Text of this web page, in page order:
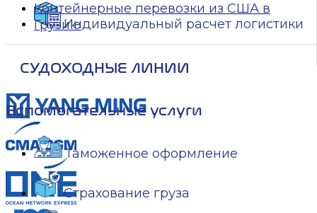
Контейнерные перевозки из США в
Грузию
Вспомогательные услуги
Таможенное оформление
Страхование груза
Индивидуальный расчет логистики
СУДОХОДНЫЕ ЛИНИИ